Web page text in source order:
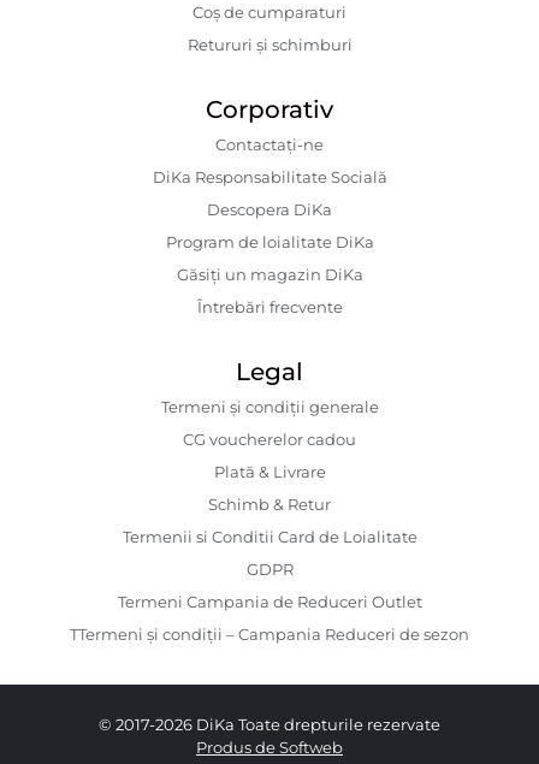
Coș de cumparaturi
Retururi și schimburi
Corporativ
Contactaţi-ne
DiKa Responsabilitate Socială
Descopera DiKa
Program de loialitate DiKa
Găsiți un magazin DiKa
Întrebări frecvente
Legal
Termeni și condiții generale
CG voucherelor cadou
Plată & Livrare
Schimb & Retur
Termenii si Conditii Card de Loialitate
GDPR
Termeni Campania de Reduceri Outlet
TTermeni și condiții – Campania Reduceri de sezon
© 2017-2026 DiKa Toate drepturile rezervate
Produs de Softweb